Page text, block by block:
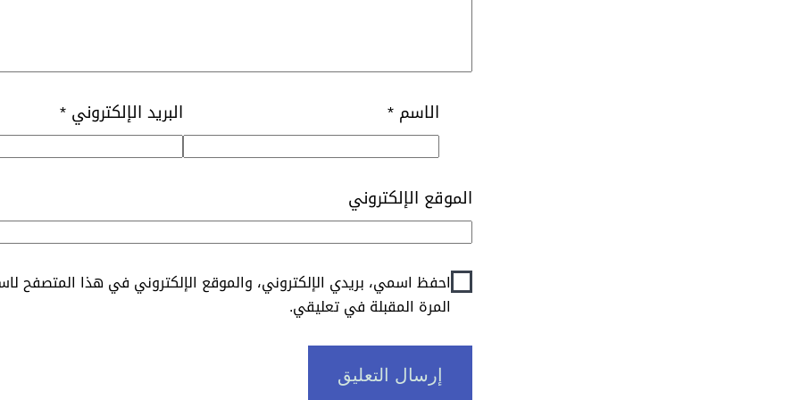
الاسم* البريد الإلكتروني *
الموقع الإلكتروني
احفظ اسمي، بريدي الإلكتروني، والموقع الإلكتروني في هذا المتصفح
المرة المقبلة في تعليقي.